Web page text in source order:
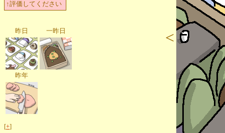
↑評価してください
昨日 一昨日
昨年
[+]
<